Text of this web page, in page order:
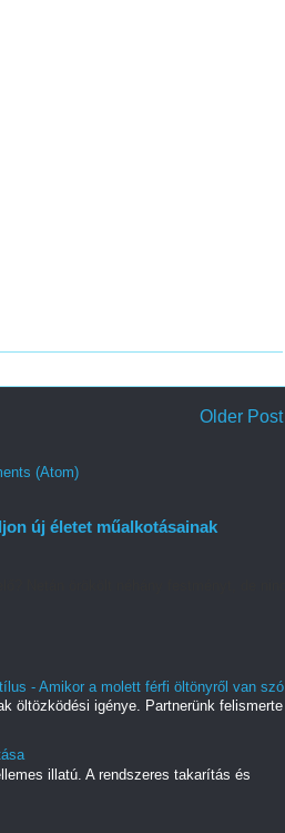
Older Post
(Atom)
új életet műalkotásainak
- Amikor a molett férfi öltönyről van szó
öltözködési igénye. Partnerünk felismerte
illatú. A rendszeres takarítás és